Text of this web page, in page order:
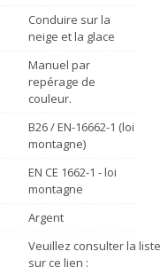
Conduire sur la
neige et la glace
Manuel par
repérage de
couleur.
B26 / EN-16662-1 (loi
montagne)
EN CE 1662-1 - loi
montagne
Argent
Veuillez consulter la
sur ce lien :